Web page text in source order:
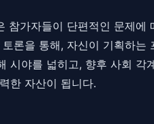
참가자들이 단편적인 문제에
론을 통해, 자신이 기획하
시야를 넓히고, 향후 사회
한 자산이 됩니다.